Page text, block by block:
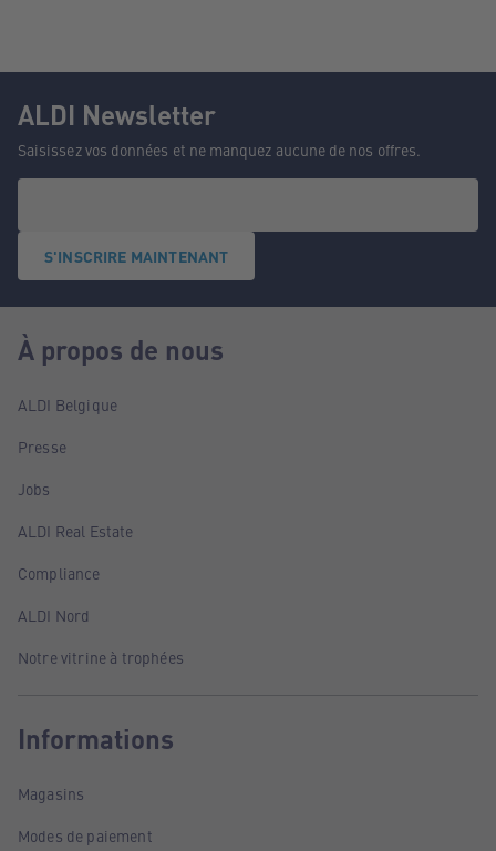
ALDI Newsletter
Saisissez vos données et ne manquez aucune de nos offres.
S'INSCRIRE MAINTENANT
À propos de nous
ALDI Belgique
Presse
Jobs
ALDI Real Estate
Compliance
ALDI Nord
Notre vitrine à trophées
Informations
Magasins
Modes de paiement